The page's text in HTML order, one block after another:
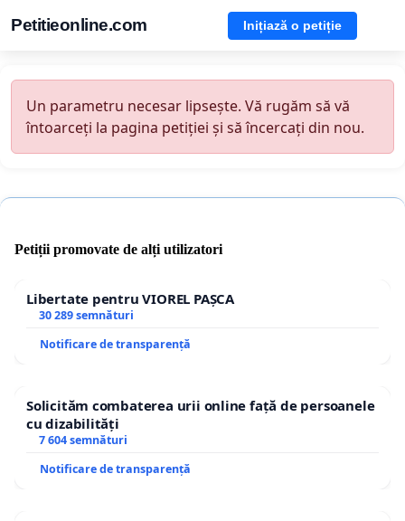
Petitieonline.com Inițiază o petiție
Un parametru necesar lipsește. Vă rugăm să vă
întoarceți la pagina petiției și să încercați din nou.
Petiții promovate de alți utilizatori
Libertate pentru VIOREL PAȘCA
30 289 semnături
Notificare de transparență
Solicităm combaterea urii online față de persoanele
cu dizabilități
7 604 semnături
Notificare de transparență